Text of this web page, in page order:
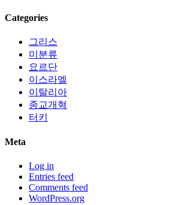
Categories
그리스
미분류
요르단
이스라엘
이탈리아
종교개혁
터키
Meta
Log in
Entries feed
Comments feed
WordPress.org